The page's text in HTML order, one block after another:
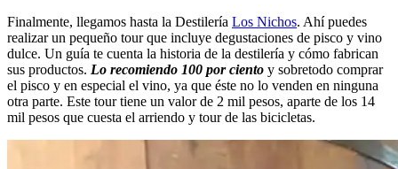
Finalmente, llegamos hasta la Destilería Los Nichos. Ahí puedes
realizar un pequeño tour que incluye degustaciones de pisco y vino
dulce. Un guía te cuenta la historia de la destilería y cómo fabrican
sus productos. Lo recomiendo 100 por ciento y sobretodo comprar
el pisco y en especial el vino, ya que éste no lo venden en ninguna
otra parte. Este tour tiene un valor de 2 mil pesos, aparte de los 14
mil pesos que cuesta el arriendo y tour de las bicicletas.